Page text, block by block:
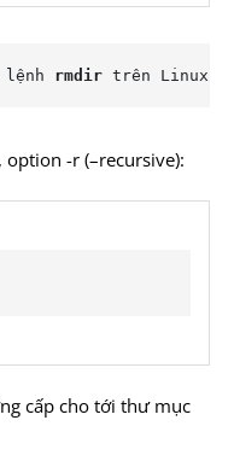
lệnh rmdir trên Linux.
-r (–recursive):
cấp cho tới thư mục